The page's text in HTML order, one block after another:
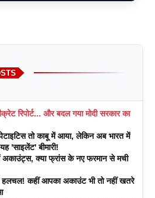
रिपोर्ट... और बदल गया मोदी सरकार का
तो काबू में आया, लेकिन अब भारत में
'साइलेंट' बीमारी!
अकाउंट्स, क्या फ्रांस के नए फरमान से मची
कहीं आपका अकाउंट भी तो नहीं खतरे